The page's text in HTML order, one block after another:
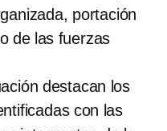
portación
de las fuerzas
destacan los
con las